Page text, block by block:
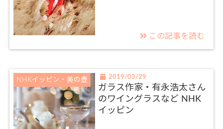
この記事を読む
NHKイッピン・美の壺 2019/03/29
ガラス作家・有永浩太さん
のワイングラスなど NHK
イッピン